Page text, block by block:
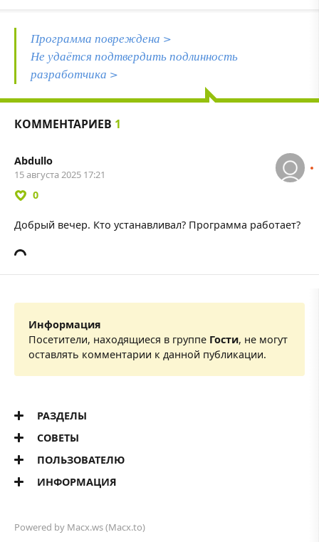
Программа повреждена >
Не удаётся подтвердить подлинность
разработчика >
КОММЕНТАРИЕВ 1
Abdullo
15 августа 2025 17:21
0
Добрый вечер. Кто устанавливал? Программа работает?
Информация
Посетители, находящиеся в группе Гости, не могут
оставлять комментарии к данной публикации.
РАЗДЕЛЫ
СОВЕТЫ
ПОЛЬЗОВАТЕЛЮ
ИНФОРМАЦИЯ
Powered by Macx.ws(Macx.to)